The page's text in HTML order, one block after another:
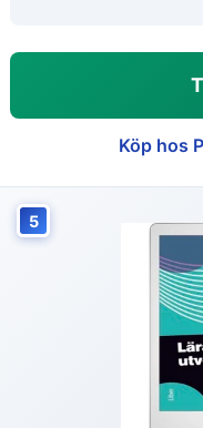
Köp hos
5